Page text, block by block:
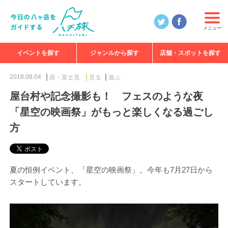
メニュー
イベントを探す ジャンルから探す 店舗・スポットを探す
2018.08.04 原・富士見 見る 遊ぶ
屋台村や記念撮影も！ フェスのような夜
「星空の映画祭」がもっと楽しくなる過ごし
方
夏の恒例イベント、「星空の映画祭」。今年も7月27日から
スタートしています。